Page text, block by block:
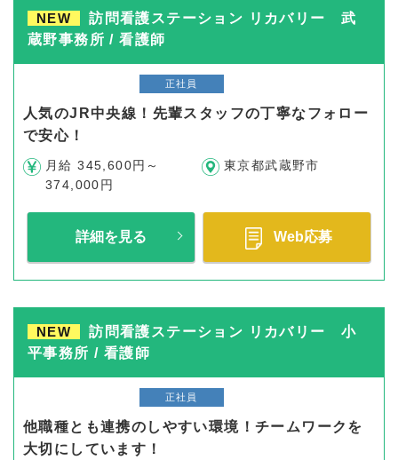
NEW
訪問看護ステーション リカバリー 武
蔵野事務所 / 看護師
正社員
人気のJR中央線！先輩スタッフの丁寧なフォロー
で安心！
月給 345,600円～
374,000円
東京都武蔵野市
詳細を見る Web応募
NEW
訪問看護ステーション リカバリー 小
平事務所 / 看護師
正社員
他職種とも連携のしやすい環境！チームワークを
大切にしています！